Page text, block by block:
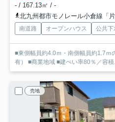
- / 167.13㎡ / -
北九州都市モノレール小倉線「
南道路 オープンハウス 公共下
■東側幅員約4.0ｍ・南側幅員約1.7ｍ
有） ■商業地域 ■建ぺい率80％／容積
売地